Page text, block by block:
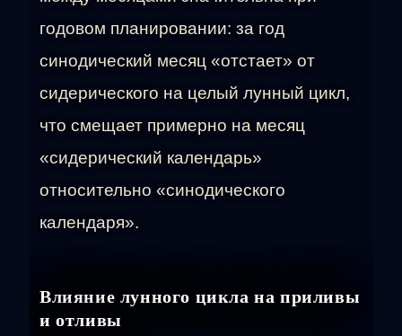
годовом планировании: за год
синодический месяц «отстает» от
сидерического на целый лунный цикл,
что смещает примерно на месяц
«сидерический календарь»
относительно «синодического
календаря».
Влияние лунного цикла на приливы
и отливы